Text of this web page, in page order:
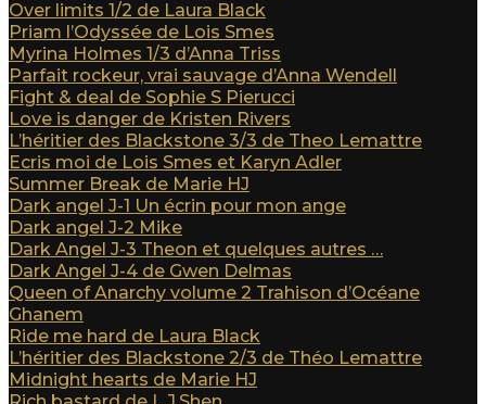
Over limits 1/2 de Laura Black
Priam l’Odyssée de Lois Smes
Myrina Holmes 1/3 d’Anna Triss
Parfait rockeur, vrai sauvage d’Anna Wendell
Fight & deal de Sophie S Pierucci
Love is danger de Kristen Rivers
L’héritier des Blackstone 3/3 de Theo Lemattre
Ecris moi de Lois Smes et Karyn Adler
Summer Break de Marie HJ
Dark angel J-1 Un écrin pour mon ange
Dark angel J-2 Mike
Dark Angel J-3 Theon et quelques autres …
Dark Angel J-4 de Gwen Delmas
Queen of Anarchy volume 2 Trahison d’Océane
Ghanem
Ride me hard de Laura Black
L’héritier des Blackstone 2/3 de Théo Lemattre
Midnight hearts de Marie HJ